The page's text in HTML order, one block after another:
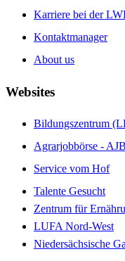
Karriere bei der
Kontaktmanager
About us
Websites
Bildungszentrum
Agrarjobbörse - AJB
Service vom Hof
Talente Gesucht
Zentrum für
LUFA Nord-West
Niedersächsische